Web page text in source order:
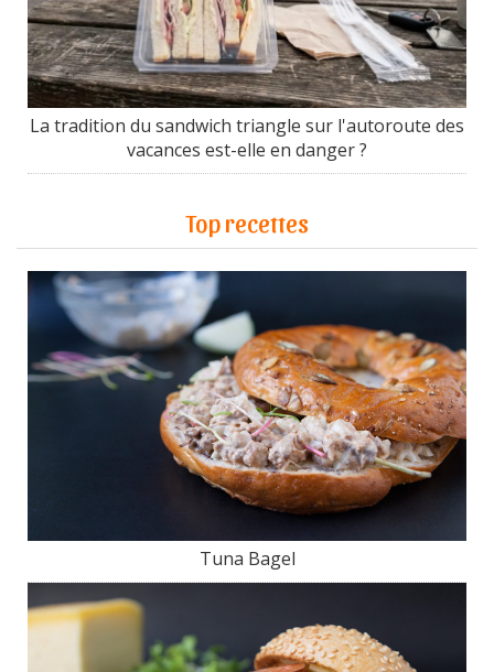
La tradition du sandwich triangle sur l'autoroute des
vacances est-elle en danger ?
Top recettes
Tuna Bagel